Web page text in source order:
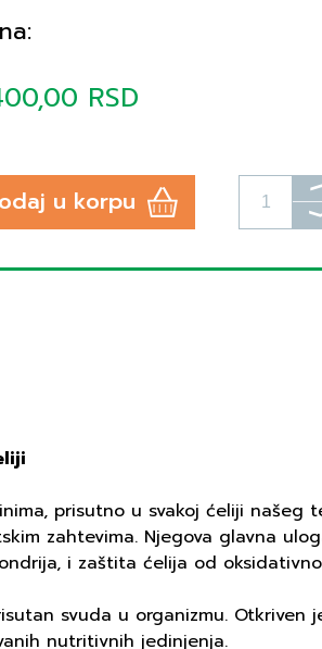
RSD
u korpu
prisutno u svakoj ćeliji našeg
zahtevima. Njegova glavna
i zaštita ćelija od
svuda u organizmu. Otkriven
nutritivnih jedinjenja.